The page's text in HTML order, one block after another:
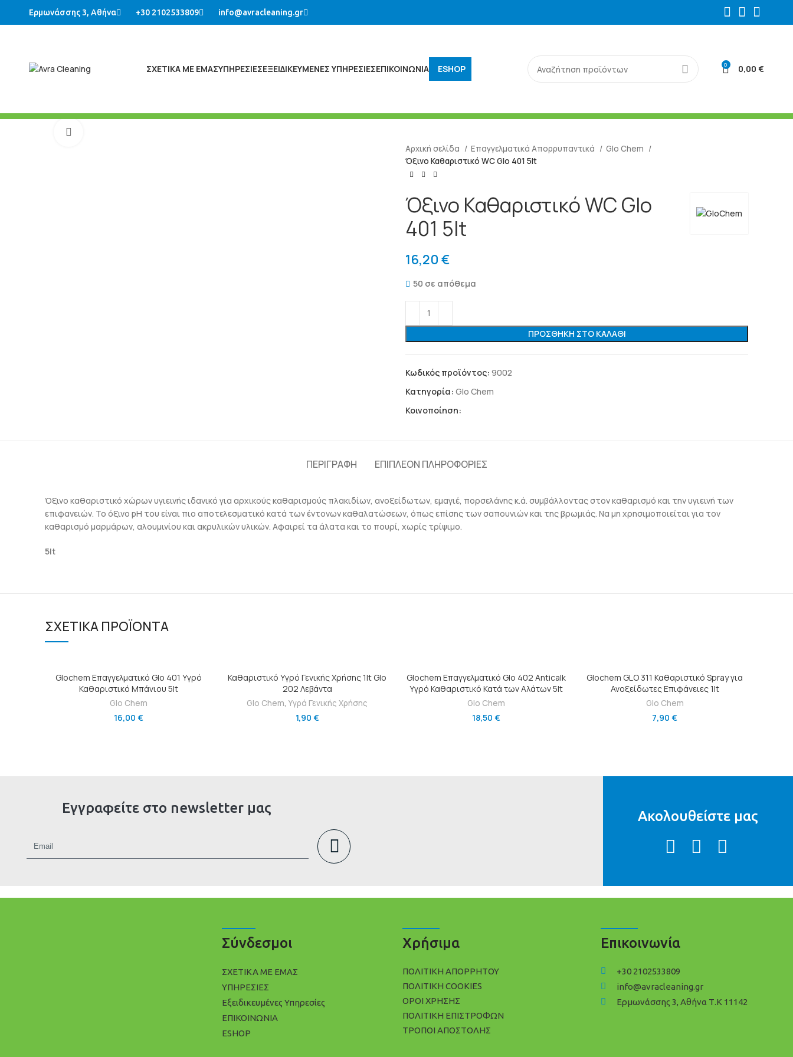
Ερμωνάσσης 3, Αθήνα +30 2102533809 info@avracleaning.gr
ΣΧΕΤΙΚΑ ΜΕ ΕΜΑΣΥΠΗΡΕΣΙΕΣΕΞΕΙΔΙΚΕΥΜΈΝΕΣ ΥΠΗΡΕΣΊΕΣΕΠΙΚΟΙΝΩΝΙΑ ESHOP 0 0,00€
Αρχική σελίδα
Επαγγελματικά Απορρυπαντικά
Glo Chem
Όξινο Καθαριστικό WC Glo 401 5lt
Όξινο Καθαριστικό WC Glo
401 5lt
16,20 €
50 σε απόθεμα
ΠΡΟΣΘΉΚΗ ΣΤΟ ΚΑΛΆΘΙ
Κωδικός προϊόντος: 9002
Κατηγορία: Glo Chem
Κοινοποίηση:
ΠΕΡΙΓΡΑΦΉ ΕΠΙΠΛΈΟΝ ΠΛΗΡΟΦΟΡΊΕΣ
Όξινο καθαριστικό χώρων υγιεινής ιδανικό για αρχικούς καθαρισμούς πλακιδίων, ανοξείδωτων, εμαγιέ, πορσελάνης κ.ά. συμβάλλοντας στον καθαρισμό και την υγιεινή των
επιφανειών. Το όξινο pH του είναι πιο αποτελεσματικό κατά των έντονων καθαλατώσεων, όπως επίσης των σαπουνιών και της βρωμιάς. Να μη χρησιμοποιείται για τον
καθαρισμό μαρμάρων, αλουμινίου και ακρυλικών υλικών. Αφαιρεί τα άλατα και το πουρί, χωρίς τρίψιμο.
5lt
ΣΧΕΤΙΚΆ ΠΡΟΪΌΝΤΑ
ΠΡΟΣΘΉΚΗ ΣΤΟ ΚΑΛΆΘΙ
Glochem Επαγγελματικό Glo 401 Υγρό
Καθαριστικό Μπάνιου 5lt
Glo Chem
16,00 €
ΠΡΟΣΘΉΚΗ ΣΤΟ ΚΑΛΆΘΙ
Καθαριστικό Υγρό Γενικής Χρήσης 1lt Glo
202 Λεβάντα
Glo Chem, Υγρά Γενικής Χρήσης
1,90 €
ΠΡΟΣΘΉΚΗ ΣΤΟ ΚΑΛΆΘΙ
Glochem Επαγγελματικό Glo 402 Anticalk
Υγρό Καθαριστικό Κατά των Αλάτων 5lt
Glo Chem
18,50 €
ΠΡΟΣΘΉΚΗ ΣΤΟ ΚΑΛΆΘΙ
Glochem GLO 311 Καθαριστικό Spray για
Ανοξείδωτες Επιφάνειες 1lt
Glo Chem
7,90 €
Εγγραφείτε στο newsletter μας Ακολουθείστε μας
Σύνδεσμοι
ΣΧΕΤΙΚΑ ΜΕ ΕΜΑΣ
ΥΠΗΡΕΣΙΕΣ
Εξειδικευμένες Υπηρεσίες
ΕΠΙΚΟΙΝΩΝΙΑ
ESHOP
Χρήσιμα
ΠΟΛΙΤΙΚΉ ΑΠΟΡΡΉΤΟΥ
ΠΟΛΊΤΙΚΗ COOKIES
ΌΡΟΙ ΧΡΉΣΗΣ
ΠΟΛΙΤΙΚΉ ΕΠΙΣΤΡΟΦΏΝ
ΤΡΌΠΟΙ ΑΠΟΣΤΟΛΉΣ
Επικοινωνία
+30 2102533809
info@avracleaning.gr
Ερμωνάσσης 3, Αθήνα Τ.Κ 11142